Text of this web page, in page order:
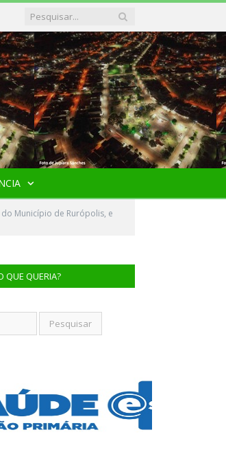
do Município de Rurópolis, e
QUE QUERIA?